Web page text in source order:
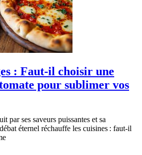
: Faut-il choisir une
pour sublimer vos
par ses saveurs puissantes et sa
éternel réchauffe les cuisines : faut-il